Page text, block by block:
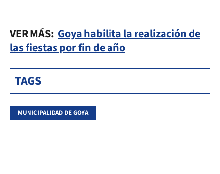
VER MÁS: Goya habilita la realización de
las fiestas por fin de año
TAGS
MUNICIPALIDAD DE GOYA